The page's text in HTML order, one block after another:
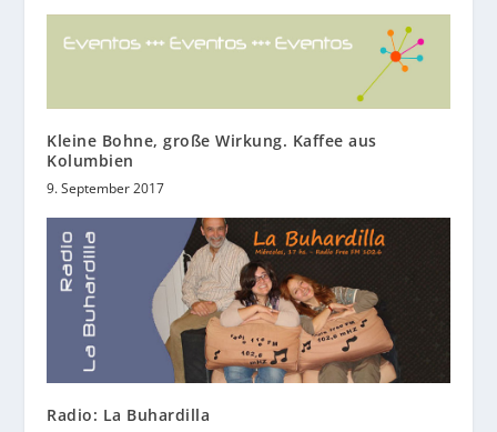
Kleine Bohne, große Wirkung. Kaffee aus
Kolumbien
9. September 2017
Radio: La Buhardilla